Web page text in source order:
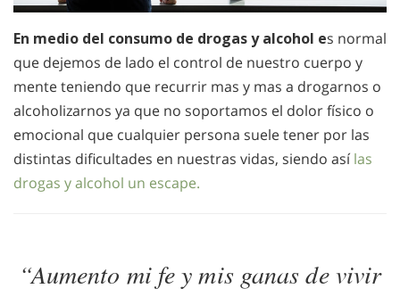
En medio del consumo de drogas y alcohol es normal
que dejemos de lado el control de nuestro cuerpo y
mente teniendo que recurrir mas y mas a drogarnos o
alcoholizarnos ya que no soportamos el dolor físico o
emocional que cualquier persona suele tener por las
distintas dificultades en nuestras vidas, siendo así las
drogas y alcohol un escape.
“Aumento mi fe y mis ganas de vivir